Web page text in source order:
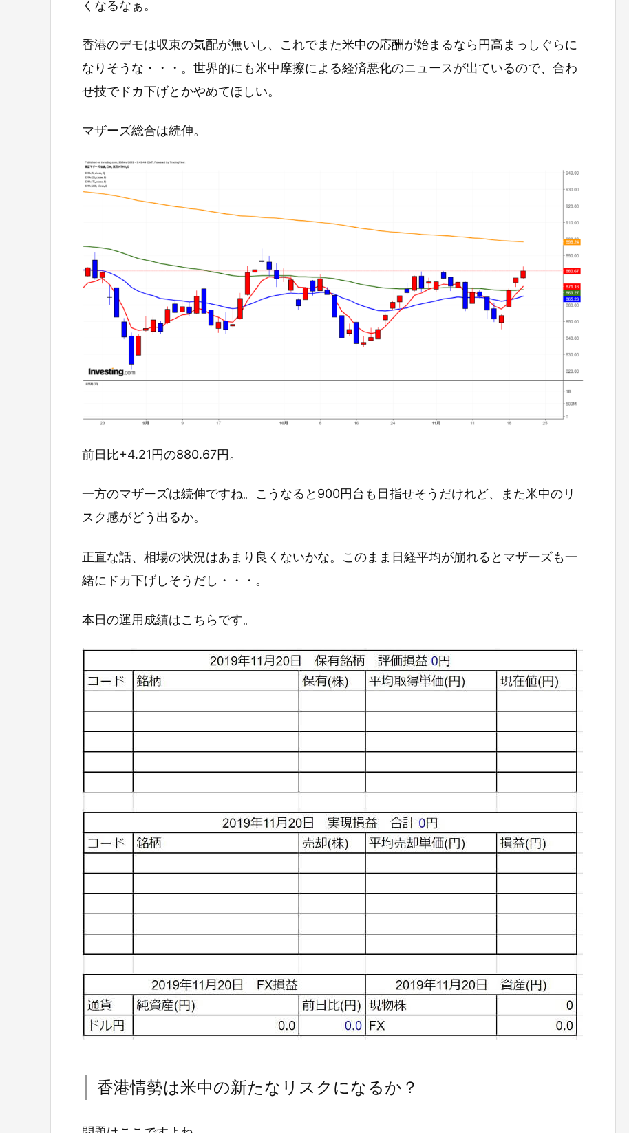
くなるなぁ。
香港のデモは収束の気配が無いし、これでまた米中の応酬が始まるなら円高まっしぐらに
なりそうな・・・。世界的にも米中摩擦による経済悪化のニュースが出ているので、合わ
せ技でドカ下げとかやめてほしい。
マザーズ総合は続伸。
前日比+4.21円の880.67円。
一方のマザーズは続伸ですね。こうなると900円台も目指せそうだけれど、また米中のリ
スク感がどう出るか。
正直な話、相場の状況はあまり良くないかな。このまま日経平均が崩れるとマザーズも一
緒にドカ下げしそうだし・・・。
本日の運用成績はこちらです。
香港情勢は米中の新たなリスクになるか？